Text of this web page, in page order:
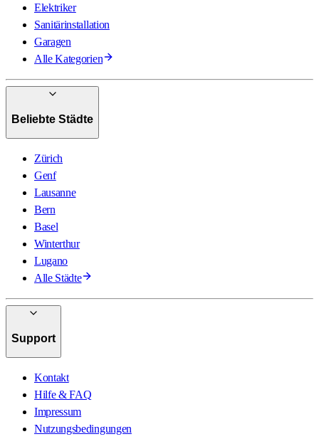
Elektriker
Sanitärinstallation
Garagen
Alle Kategorien
Beliebte Städte
Zürich
Genf
Lausanne
Bern
Basel
Winterthur
Lugano
Alle Städte
Support
Kontakt
Hilfe & FAQ
Impressum
Nutzungsbedingungen